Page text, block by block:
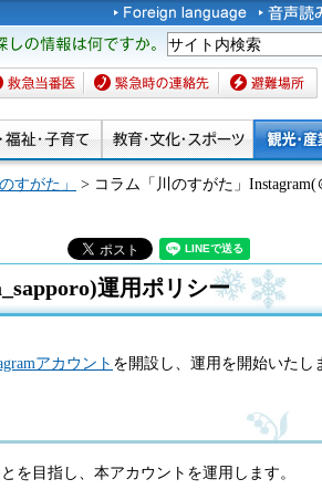
しの情報は何です
当番医 緊急時の連絡先 避難場所
すがた」
> コラム「川のすがた」Instagram(
運用ポリシー
アカウント を開設し、運用を開始いたし
を目指し、本アカウントを運用します。